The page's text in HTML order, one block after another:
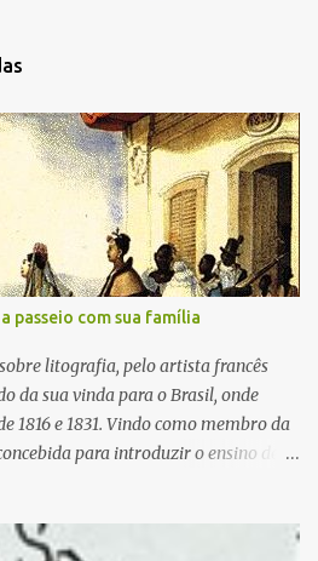
passeio com sua família
litografia, pelo artista francês
da sua vinda para o Brasil, onde
1816 e 1831. Vindo como membro da
para introduzir o ensino de
1808 por ocasião da invasão